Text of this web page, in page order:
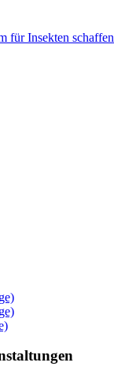
für Insekten schaffen